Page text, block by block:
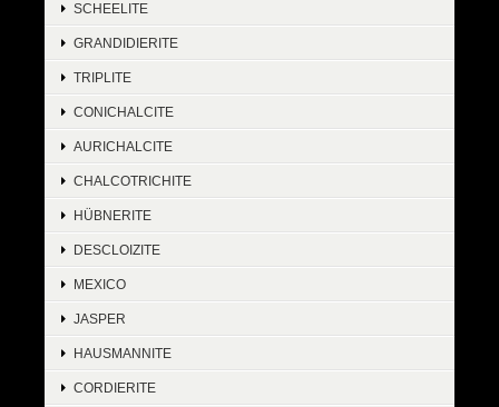
SCHEELITE
GRANDIDIERITE
TRIPLITE
CONICHALCITE
AURICHALCITE
CHALCOTRICHITE
HÜBNERITE
DESCLOIZITE
MEXICO
JASPER
HAUSMANNITE
CORDIERITE